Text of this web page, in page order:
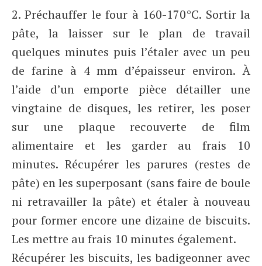
2. Préchauffer le four à 160-170°C. Sortir la
pâte, la laisser sur le plan de travail
quelques minutes puis l’étaler avec un peu
de farine à 4 mm d’épaisseur environ. À
l’aide d’un emporte pièce détailler une
vingtaine de disques, les retirer, les poser
sur une plaque recouverte de film
alimentaire et les garder au frais 10
minutes. Récupérer les parures (restes de
pâte) en les superposant (sans faire de boule
ni retravailler la pâte) et étaler à nouveau
pour former encore une dizaine de biscuits.
Les mettre au frais 10 minutes également.
Récupérer les biscuits, les badigeonner avec